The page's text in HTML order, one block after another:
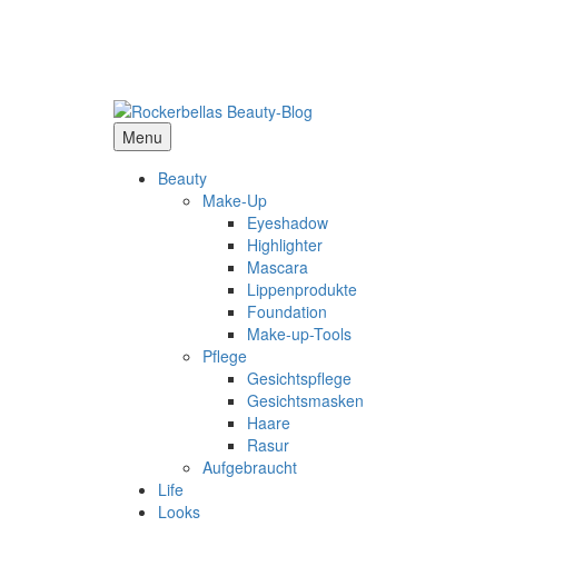
Menu
Beauty
Make-Up
Eyeshadow
Highlighter
Mascara
Lippenprodukte
Foundation
Make-up-Tools
Pflege
Gesichtspflege
Gesichtsmasken
Haare
Rasur
Aufgebraucht
Life
Looks